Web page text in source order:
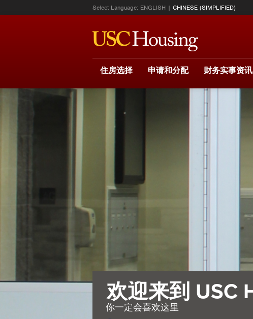
Select Language: ENGLISH CHINESE (SIMPLIFIED)
住房选择 申请和分配 财务实事资讯
需要整个村庄
因此，我们建造了一座